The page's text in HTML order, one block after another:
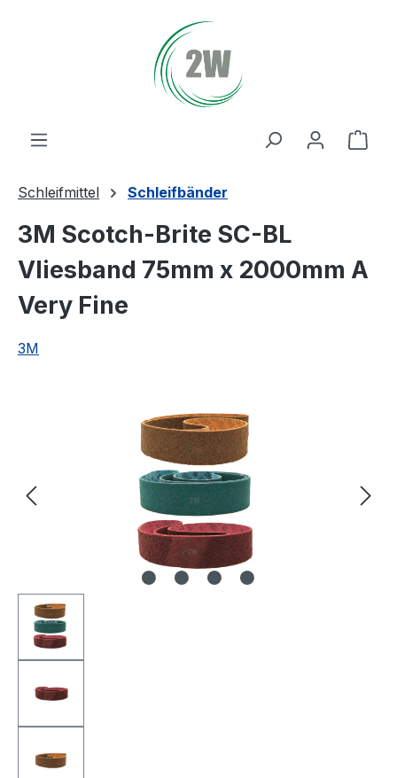
Schleifmittel Schleifbänder
3M Scotch-Brite SC-BL
Vliesband 75mm x 2000mm A
Very Fine
3M